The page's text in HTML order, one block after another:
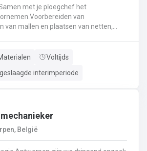
van
van mallen en plaatsen van netten,
boren, en zagen in de
van de werkplaats en
Voltijds
interimperiode
België